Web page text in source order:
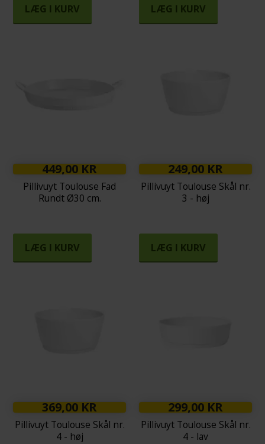
LÆG I KURV LÆG I KURV
449,00 KR
Pillivuyt Toulouse Fad
Rundt Ø30 cm.
LÆG I KURV
249,00 KR
Pillivuyt Toulouse Skål nr.
3 - høj
LÆG I KURV
369,00 KR
Pillivuyt Toulouse Skål nr.
4 - høj
299,00 KR
Pillivuyt Toulouse Skål nr.
4 - lav